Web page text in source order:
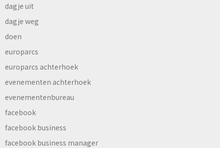
dagje uit
dagje weg
doen
europarcs
europarcs achterhoek
evenementen achterhoek
evenementenbureau
facebook
facebook business
facebook business manager